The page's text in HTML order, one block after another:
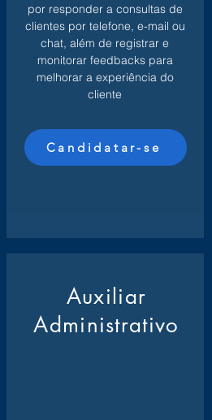
por responder a consultas de
clientes por telefone, e-mail ou
chat, além de registrar e
monitorar feedbacks para
melhorar a experiência do
cliente
Candidatar-se
Auxiliar
Administrativo